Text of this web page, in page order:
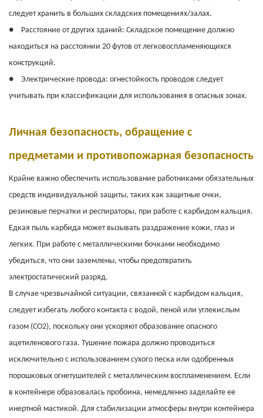
следует хранить в больших складских помещениях/залах.
●
Расстояние от других зданий: Складское помещение должно
находиться на расстоянии 20 футов от легковоспламеняющихся
конструкций.
●
Электрические провода: огнестойкость проводов следует
учитывать при классификации для использования в опасных зонах.
Личная безопасность, обращение с
предметами и противопожарная безопасность
Крайне важно обеспечить использование работниками обязательных
средств индивидуальной защиты, таких как защитные очки,
резиновые перчатки и респираторы, при работе с карбидом кальция.
Едкая пыль карбида может вызывать раздражение кожи, глаз и
легких. При работе с металлическими бочками необходимо
убедиться, что они заземлены, чтобы предотвратить
электростатический разряд.
В случае чрезвычайной ситуации, связанной с карбидом кальция,
следует избегать любого контакта с водой, пеной или углекислым
газом (CO2), поскольку они ускоряют образование опасного
ацетиленового газа. Тушение пожара должно проводиться
исключительно с использованием сухого песка или одобренных
порошковых огнетушителей с металлическим воспламенением. Если
в контейнере образовалась пробоина, немедленно заделайте ее
инертной мастикой. Для стабилизации атмосферы внутри контейнера